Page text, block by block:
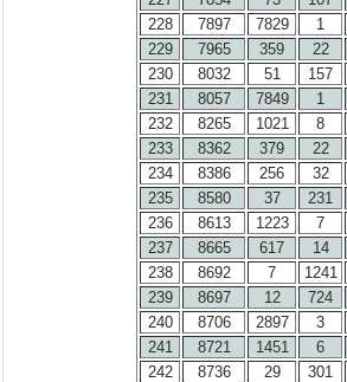
228
7897 7829 1
229
7965 359 22
230
8032 51 157
231
8057 7849 1
232
8265 1021 8
233
8362 379 22
234
8386 256 32
235
8580 37 231
236
8613 1223 7
237
8665 617 14
238
8692 7 1241
239
8697 12 724
240
8706 2897 3
241
8721 1451 6
242
8736 29 301